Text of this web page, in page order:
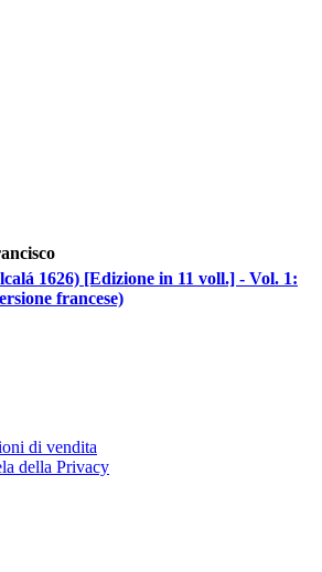
1626) [Edizione in 11 voll.] - Vol. 1:
francese)
di vendita
della Privacy